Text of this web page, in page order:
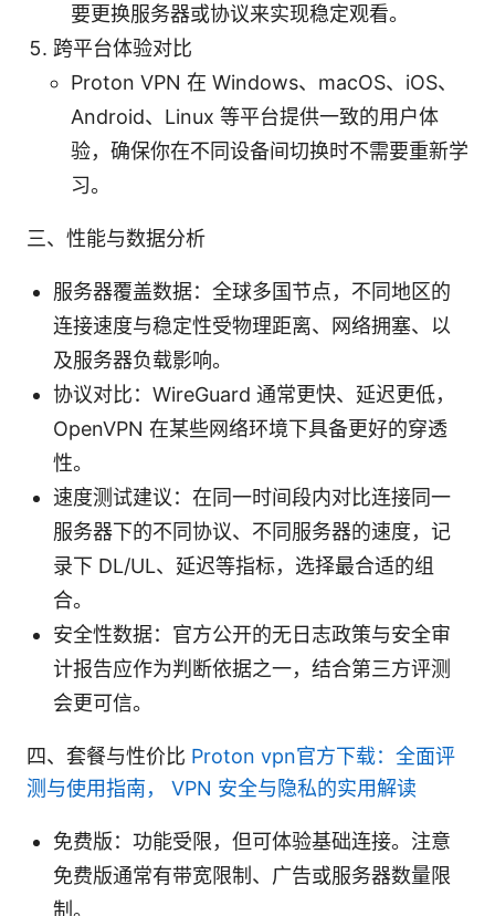
要更换服务器或协议来实现稳定观看。
跨平台体验对比
Proton VPN 在 Windows、macOS、iOS、
Android、Linux 等平台提供一致的用户体
验，确保你在不同设备间切换时不需要重新学
习。
三、性能与数据分析
服务器覆盖数据：全球多国节点，不同地区的
连接速度与稳定性受物理距离、网络拥塞、以
及服务器负载影响。
协议对比：WireGuard 通常更快、延迟更低，
OpenVPN 在某些网络环境下具备更好的穿透
性。
速度测试建议：在同一时间段内对比连接同一
服务器下的不同协议、不同服务器的速度，记
录下 DL/UL、延迟等指标，选择最合适的组
合。
安全性数据：官方公开的无日志政策与安全审
计报告应作为判断依据之一，结合第三方评测
会更可信。
四、套餐与性价比 Proton vpn官方下载：全面评
测与使用指南， VPN 安全与隐私的实用解读
免费版：功能受限，但可体验基础连接。注意
免费版通常有带宽限制、广告或服务器数量限
制。